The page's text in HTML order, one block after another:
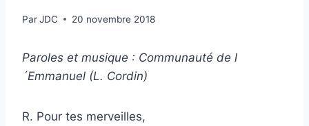
ParJDC 20 novembre 2018
Paroles et musique : Communauté de l
´Emmanuel (L. Cordin)
R. Pour tes merveilles,